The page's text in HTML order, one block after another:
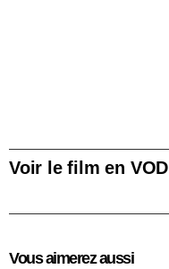
Voir le film en VOD
Vous aimerez aussi